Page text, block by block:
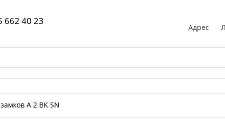
35
662 40 23
Адрес
A 2 BK SN